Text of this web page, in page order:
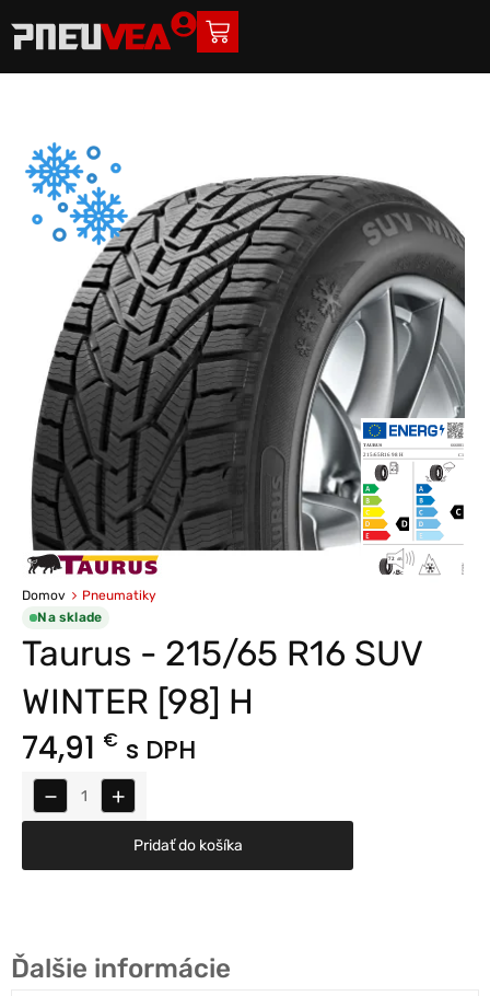
Domov
Pneumatiky
Na sklade
Taurus - 215/65 R16 SUV
WINTER [98] H
74,91 € s DPH
− +
Pridať do košíka
Ďalšie informácie